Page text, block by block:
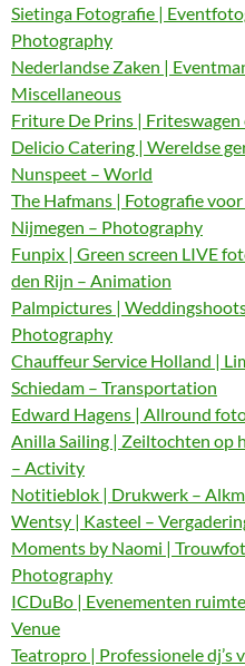
Sietinga Fotografie |
Photography
Nederlandse Zaken |
Miscellaneous
Friture De Prins | Friteswagen
Delicio Catering | Wereldse
Nunspeet – World
The Hafmans | Fotografie
Nijmegen – Photography
Funpix | Green screen LIVE
den Rijn – Animation
Palmpictures |
Photography
Chauffeur Service Holland |
Schiedam – Transportation
Edward Hagens | Allround
Anilla Sailing | Zeiltochten op
– Activity
Notitieblok | Drukwerk –
Wentsy | Kasteel –
Moments by Naomi |
Photography
ICDuBo | Evenementen
Venue
Teatropro | Professionele